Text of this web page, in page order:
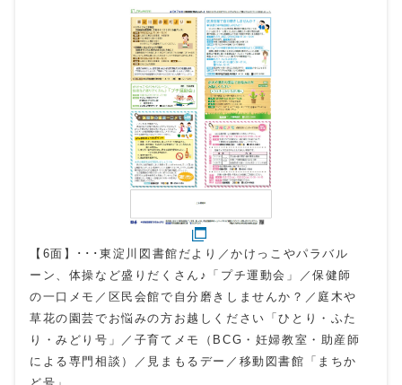
【6面】･･･東淀川図書館だより／かけっこやパラバル
ーン、体操など盛りだくさん♪「プチ運動会」／保健師
の一口メモ／区民会館で自分磨きしませんか？／庭木や
草花の園芸でお悩みの方お越しください「ひとり・ふた
り・みどり号」／子育てメモ（BCG・妊婦教室・助産師
による専門相談）／見まもるデー／移動図書館「まちか